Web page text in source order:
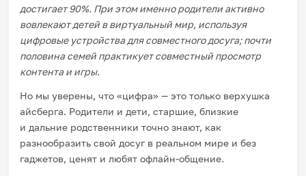
достигает 90%. При этом именно родители активно
вовлекают детей в виртуальный мир, используя
цифровые устройства для совместного досуга; почти
половина семей практикует совместный просмотр
контента и игры.
Но мы уверены, что «цифра» — это только верхушка
айсберга. Родители и дети, старшие, близкие
и дальние родственники точно знают, как
разнообразить свой досуг в реальном мире и без
гаджетов, ценят и любят офлайн-общение.